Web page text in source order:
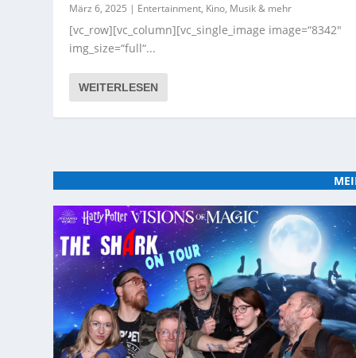
März 6, 2025 | Entertainment, Kino, Musik & mehr
[vc_row][vc_column][vc_single_image image=“8342″
img_size=“full“...
WEITERLESEN